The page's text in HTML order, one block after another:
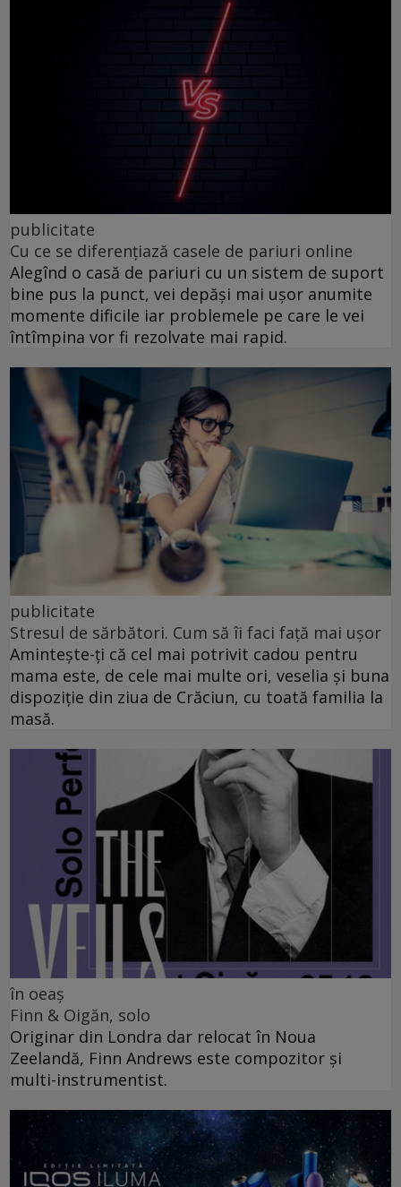
publicitate
Cu ce se diferențiază casele de pariuri online
Alegînd o casă de pariuri cu un sistem de suport
bine pus la punct, vei depăși mai ușor anumite
momente dificile iar problemele pe care le vei
întîmpina vor fi rezolvate mai rapid.
publicitate
Stresul de sărbători. Cum să îi faci față mai ușor
Amintește-ți că cel mai potrivit cadou pentru
mama este, de cele mai multe ori, veselia și buna
dispoziție din ziua de Crăciun, cu toată familia la
masă.
în oeaș
Finn & Oigăn, solo
Originar din Londra dar relocat în Noua
Zeelandă, Finn Andrews este compozitor și
multi-instrumentist.